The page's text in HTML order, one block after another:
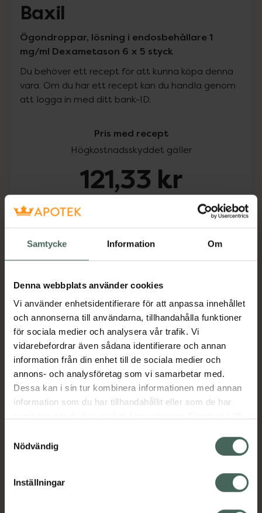
Samtycke Information Om
Denna webbplats använder cookies
Vi använder enhetsidentifierare för att anpassa innehållet
och annonserna till användarna, tillhandahålla funktioner
för sociala medier och analysera vår trafik. Vi
vidarebefordrar även sådana identifierare och annan
information från din enhet till de sociala medier och
annons- och analysföretag som vi samarbetar med.
Dessa kan i sin tur kombinera informationen med annan
information som du har tillhandahållit eller som de har
återkalla ditt samtycke via webbplatsens
cookieinställningar. Ett återkallat samtycke påverkar inte
lagligheten av behandling som skett innan återkallelsen.
Nödvändig
Inställningar
Baxil
Ögondroppar, lösning i endosbehållare 1
mg/ml Dexametason 6 x 5 styck
Du behöver ett recept för att kunna köpa denna
vara. Om du har ett recept kan du handla genom
att logga in med ditt bank-ID.
Pris med recept
Högkostnadsskyddet gäller
121,33 kr
Köp via ditt recept
Beskrivning Dölj
Läs alltid bipacksedeln innan
användning.
EAN:05711313001640
Visa